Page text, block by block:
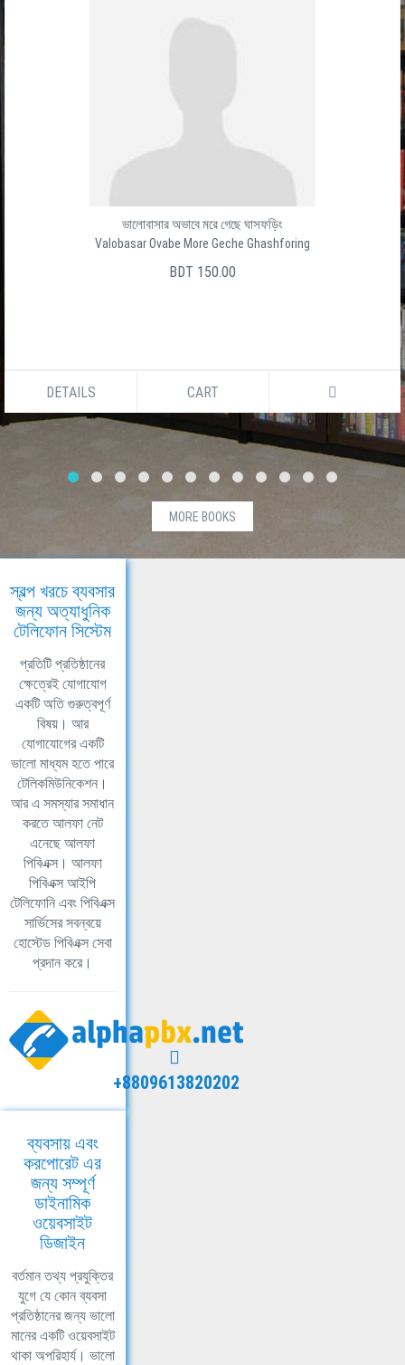
ভালোবাসার অভাবে মরে গেছে ঘাসফড়িং
Valobasar Ovabe More Geche Ghashforing
BDT 150.00
DETAILS CART
MORE BOOKS
স্বল্প খরচে ব্যবসার
জন্য অত্যাধুনিক
টেলিফোন সিস্টেম
প্রতিটি প্রতিষ্ঠানের
ক্ষেত্রেই যোগাযোগ
একটি অতি গুরুত্বপূর্ণ
বিষয়। আর
যোগাযোগের একটি
ভালো মাধ্যম হতে পারে
টেলিকমিউনিকেশন।
আর এ সমস্যার সমাধান
করতে আলফা নেট
এনেছে আলফা
পিবিএক্স। আলফা
পিবিএক্স আইপি
টেলিফোনি এবং পিবিএক্স
সার্ভিসের সবন্বয়ে
হোস্টেড পিবিএক্স সেবা
প্রদান করে।
+8809613820202
ব্যবসায় এবং
করপোরেট এর
জন্য সম্পূর্ণ
ডাইনামিক
ওয়েবসাইট
ডিজাইন
বর্তমান তথ্য প্রযুক্তির
যুগে যে কোন ব্যবসা
প্রতিষ্ঠানের জন্য ভালো
মানের একটি ওয়েবসাইট
থাকা অপরিহার্য। ভালো